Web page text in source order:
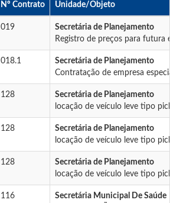
Nº Contrato Unidade/Objeto
019
Secretária de Planejamento
Registro de preços para futura
018.1
Secretária de Planejamento
Contratação de empresa
128
Secretária de Planejamento
locação de veículo leve tipo
128
Secretária de Planejamento
locação de veículo leve tipo
128
Secretária de Planejamento
locação de veículo leve tipo
116
Secretária Municipal De Saúde